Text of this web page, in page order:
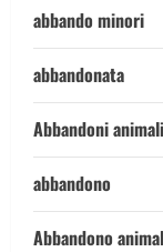
abbando minori
abbandonata
Abbandoni animali
abbandono
Abbandono